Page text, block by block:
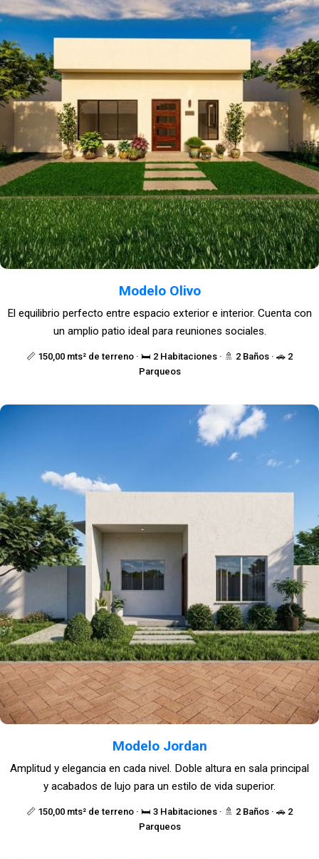
Modelo Olivo
📏 150,00 mts² de terreno · 🛏️ 2 Habitaciones · 🚿 2 Baños · 🚗 2
Parqueos
El equilibrio perfecto entre espacio exterior e interior. Cuenta con
un amplio patio ideal para reuniones sociales.
Modelo Jordan
📏 150,00 mts² de terreno · 🛏️ 3 Habitaciones · 🚿 2 Baños · 🚗 2
Parqueos
Amplitud y elegancia en cada nivel. Doble altura en sala principal
y acabados de lujo para un estilo de vida superior.